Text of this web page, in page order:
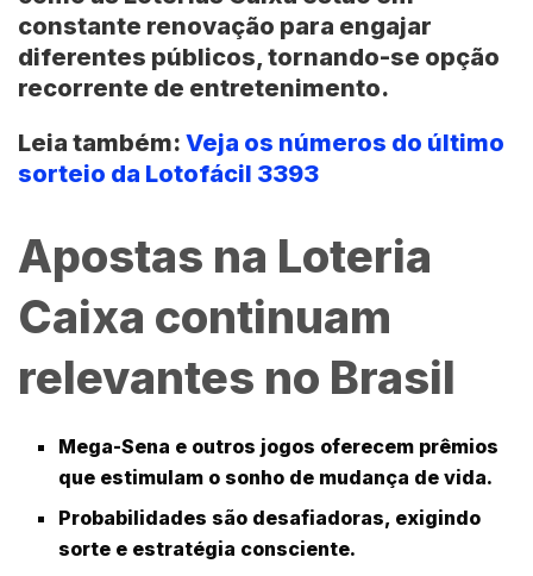
constante renovação para engajar
diferentes públicos, tornando-se opção
recorrente de entretenimento.
Leia também: Veja os números do último
sorteio da Lotofácil 3393
Apostas na Loteria
Caixa continuam
relevantes no Brasil
Mega-Sena e outros jogos oferecem prêmios
que estimulam o sonho de mudança de vida.
Probabilidades são desafiadoras, exigindo
sorte e estratégia consciente.